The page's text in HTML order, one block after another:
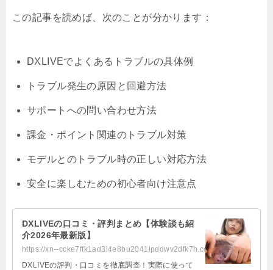
この記事を読めば、次のことが分かります：
DXLIVEでよくあるトラブルの具体例
トラブル発生の原因と回避方法
サポートへの問い合わせ方法
課金・ポイント関連のトラブル対策
モデルとのトラブル時の正しい対応方法
安全に楽しむための初心者向け注意点
DXLIVEの口コミ・評判まとめ【体験談も紹
介2026年最新版】
https://xn--ccke7ffk1ad3i4e8bu2041lpddwv2dfk7h.com/dxlive.html
DXLIVEの評判・口コミを徹底調査！実際に使って